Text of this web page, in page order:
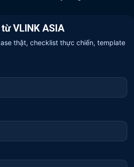
VLINK ASIA
thật, checklist thực chiến, template